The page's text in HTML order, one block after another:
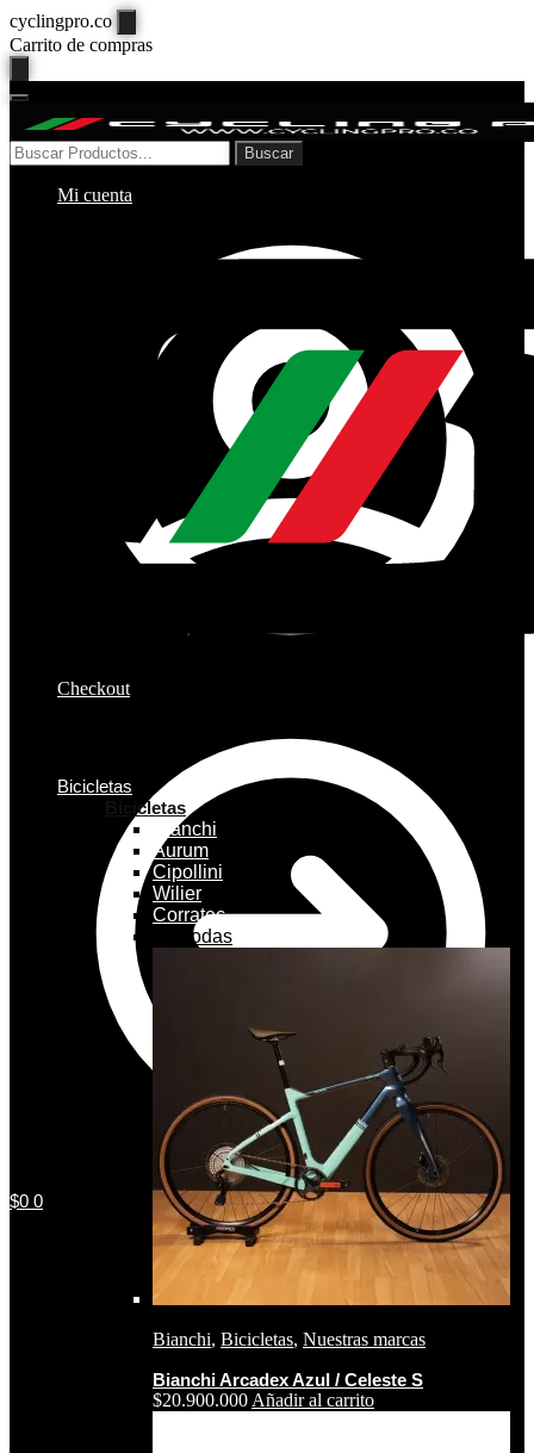
cyclingpro.co
Carrito de compras
Buscar
Mi cuenta
Checkout
$0 0
Bicicletas
Bicicletas
Bianchi
Aurum
Cipollini
Wilier
Corratec
Ver todas
Bianchi, Bicicletas, Nuestras marcas
Bianchi Arcadex Azul / Celeste S
$20.900.000 Añadir al carrito